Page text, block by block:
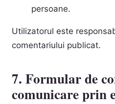
persoane.
Utilizatorul este
comentariului publicat.
7. Formular de
comunicare prin